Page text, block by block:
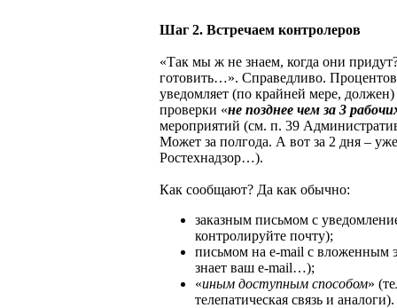
Шаг 2. Встречаем контролеров
«Так мы ж не знаем, когда они
готовить…». Справедливо.
уведомляет (по крайней мере,
проверки «не позднее чем за 3
мероприятий (см. п. 39
Может за полгода. А вот за 2 дня –
Ростехнадзор…).
Как сообщают? Да как обычно:
заказным письмом с
контролируйте почту);
письмом на e-mail с вложенным
знает ваш e-mail…);
«иным доступным способом»
телепатическая связь и аналоги).